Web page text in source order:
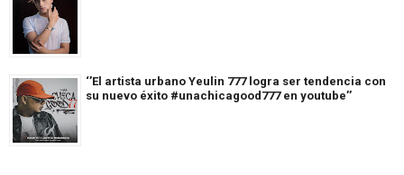
‘’El artista urbano Yeulin 777 logra ser tendencia con
su nuevo éxito #unachicagood777 en youtube’’